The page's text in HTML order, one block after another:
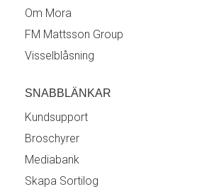
Om Mora
FM Mattsson Group
Visselblåsning
SNABBLÄNKAR
Kundsupport
Broschyrer
Mediabank
Skapa Sortilog